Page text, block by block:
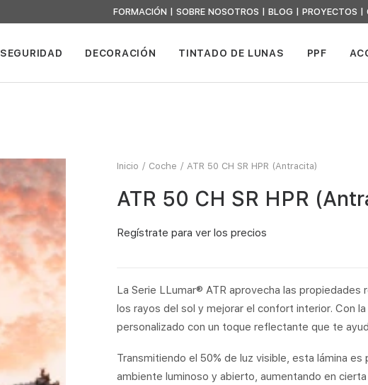
FORMACIÓN SOBRE NOSOTROS BLOG PROYECTOS
SEGURIDAD DECORACIÓN TINTADO DE LUNAS PPF
Inicio Coche ATR 50 CH SR HPR (Antracita)
ATR 50 CH SR HPR
Regístrate para ver los precios
La Serie LLumar® ATR aprovecha las
los rayos del sol y mejorar el confort interior. Con
personalizado con un toque reflectante que te
Transmitiendo el 50% de luz visible, esta lámina
ambiente luminoso y abierto, aumentando en